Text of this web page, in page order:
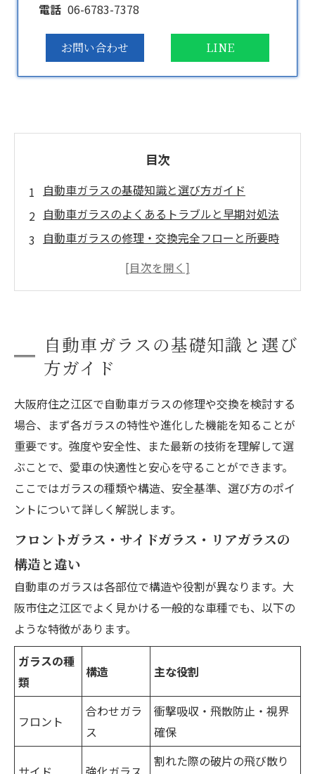
電話 06-6783-7378
お問い合わせ LINE
目次
自動車ガラスの基礎知識と選び方ガイド
自動車ガラスのよくあるトラブルと早期対処法
自動車ガラスの修理・交換完全フローと所要時
大阪府住之江区で自動車ガラス修理が選ばれる
（求められる）理由について
大阪府住之江区について
会社概要
関連エリア
対応地域
自動車ガラスの基礎知識と選び
方ガイド
大阪府住之江区で自動車ガラスの修理や交換を検討する
場合、まず各ガラスの特性や進化した機能を知ることが
重要です。強度や安全性、また最新の技術を理解して選
ぶことで、愛車の快適性と安心を守ることができます。
ここではガラスの種類や構造、安全基準、選び方のポイ
ントについて詳しく解説します。
フロントガラス・サイドガラス・リアガラスの
構造と違い
自動車のガラスは各部位で構造や役割が異なります。大
阪市住之江区でよく見かける一般的な車種でも、以下の
ような特徴があります。
ガラスの種
類
構造 主な役割
フロント
合わせガラ
ス
衝撃吸収・飛散防止・視界
確保
割れた際の破片の飛び散り